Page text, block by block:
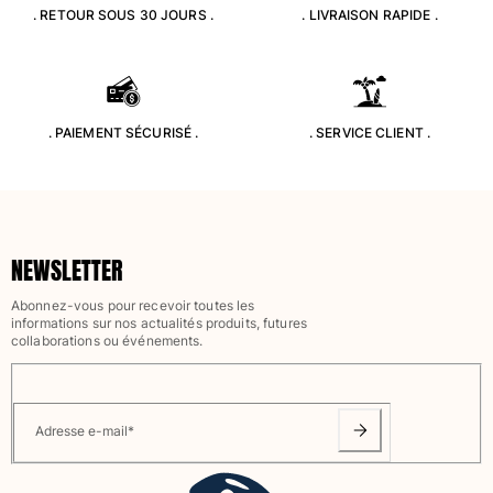
Classique stretch
T-Shirts Anti UV
Maillots de Bain magiques
T-shirts
Chemises
Shorts
Sweats
Fille
. RETOUR SOUS 30 JOURS . . LIVRAISON RAPIDE .
. PAIEMENT SÉCURISÉ . . SERVICE CLIENT .
NEWSLETTER
Abonnez-vous pour recevoir toutes les
informations sur nos actualités produits, futures
collaborations ou événements.
Adresse e-mail*